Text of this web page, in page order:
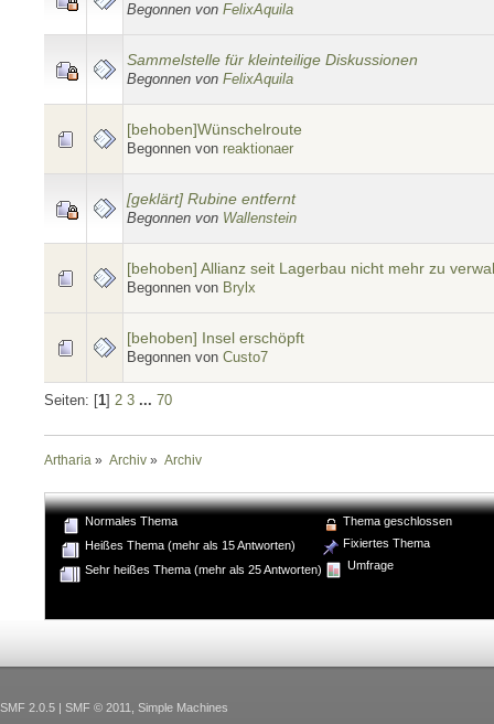
Begonnen von FelixAquila
Sammelstelle für kleinteilige Diskussionen
Begonnen von FelixAquila
[behoben]Wünschelroute
Begonnen von reaktionaer
[geklärt] Rubine entfernt
Begonnen von Wallenstein
[behoben] Allianz seit Lagerbau nicht mehr zu
Begonnen von Brylx
[behoben] Insel erschöpft
Begonnen von Custo7
Seiten: [ 1 2 3 ... 70
Artharia » Archiv » Archiv
Normales Thema
Heißes Thema (mehr als 15 Antworten)
Sehr heißes Thema (mehr als 25 Antworten)
Thema geschlossen
Fixiertes Thema
Umfrage
SMF 2.0.5 | SMF © 2011 Simple Machines